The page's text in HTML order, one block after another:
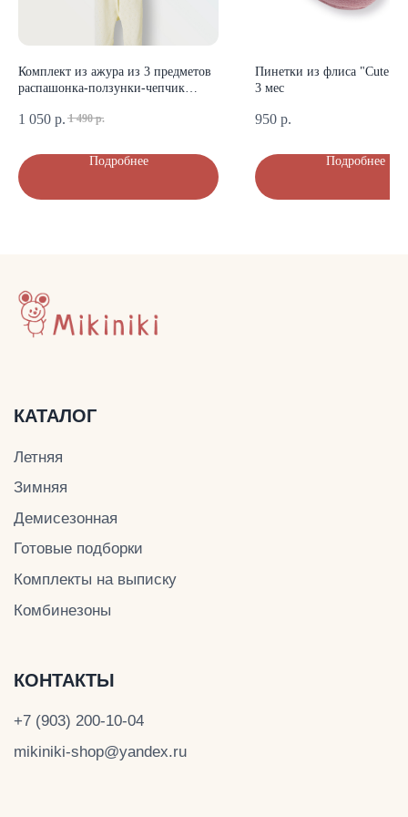
Комплект из ажура из 3 предметов
распашонка-ползунки-чепчик
1 050 р. 1 490 р.
Подробнее
Пинетки из флиса "Cute"
3 мес
950 р.
Подробнее
© Mikiniki 2024
+7 (903) 200-10-04
mikiniki-shop@yandex.ru
Политика конфиденциальности
Публичная оферта